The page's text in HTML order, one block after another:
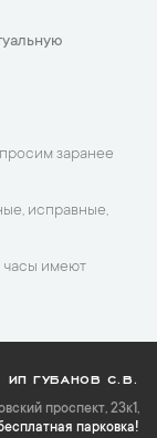
заранее
исправные,
часы имеют
ИП ГУБАНОВ С.В.
проспект, 23к1,
парковка!